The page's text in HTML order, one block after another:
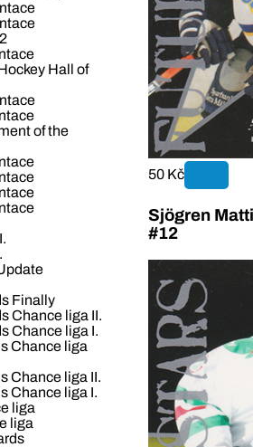
Hall of
of the
Finally
Chance liga II.
Chance liga I.
Chance liga
Chance liga II.
Chance liga I.
liga
liga
50 Kč
Sjögren
#12